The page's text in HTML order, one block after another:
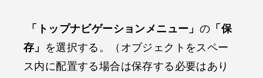
「トップナビゲーションメニュー」 の 「保
存」
を選択する。（オブジェクトをスペー
ス内に配置する場合は保存する必要はあり